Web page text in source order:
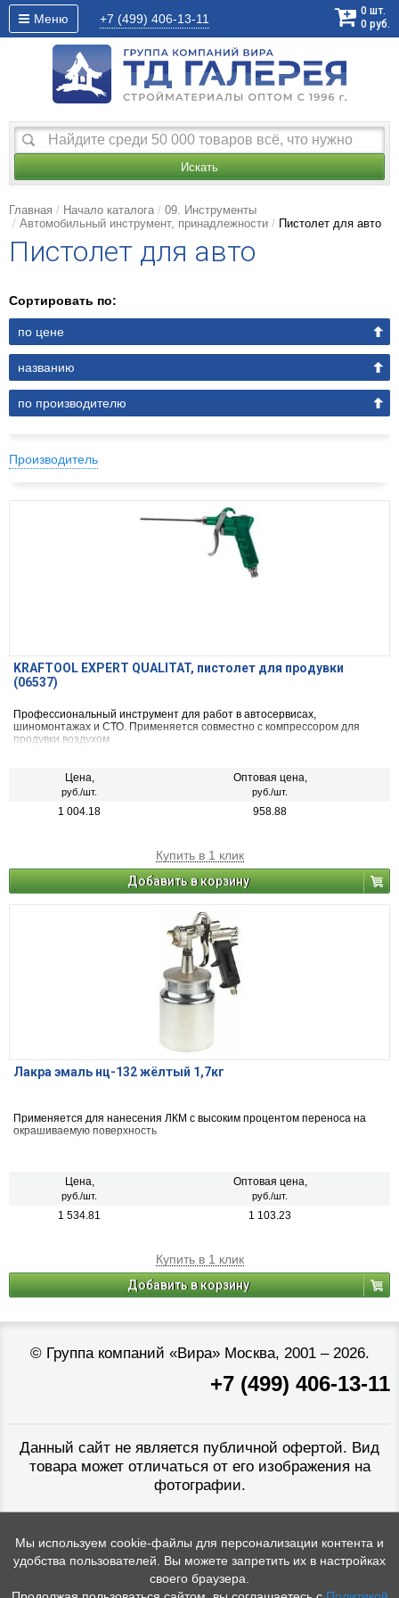
Меню +7 (499) 406-13-11
0 шт.
0 руб.
Искать
Главная Начало каталога
09. Инструменты
Автомобильный инструмент, принадлежности
Пистолет для авто
Пистолет для авто
Сортировать по:
по цене
названию
по производителю
Производитель
KRAFTOOL EXPERT QUALITAT, пистолет для продувки
(06537)
Профессиональный инструмент для работ в автосервисах,
шиномонтажах и СТО. Применяется совместно с компрессором для
продувки воздухом
Цена,
руб./шт.
Оптовая цена,
руб./шт.
1 004.18 958.88
Купить в 1 клик
Добавить в корзину
Лакра эмаль нц-132 жёлтый 1,7кг
Применяется для нанесения ЛКМ с высоким процентом переноса на
окрашиваемую поверхность
Цена,
руб./шт.
Оптовая цена,
руб./шт.
1 534.81 1 103.23
Купить в 1 клик
Добавить в корзину
© Группа компаний «Вира»Москва, 2001 – 2026.
+7 (499) 406-13-11
Данный сайт не является публичной офертой. Вид
товара может отличаться от его изображения на
фотографии.
Мы используем cookie-файлы для персонализации контента и
удобства пользователей. Вы можете запретить их в настройках
своего браузера.